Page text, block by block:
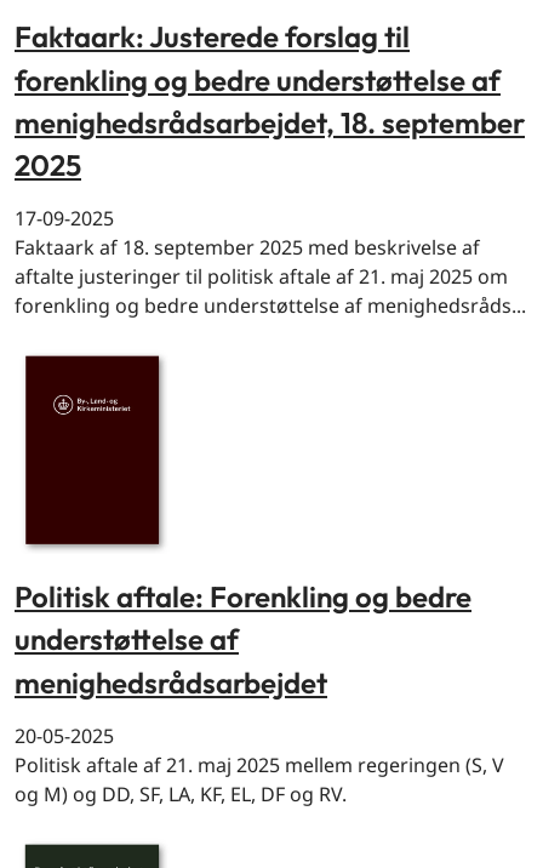
Faktaark: Justerede forslag til
forenkling og bedre understøttelse af
menighedsrådsarbejdet, 18. september
2025
17-09-2025
Faktaark af 18. september 2025 med beskrivelse af
aftalte justeringer til politisk aftale af 21. maj 2025 om
forenkling og bedre understøttelse af menighedsråds...
Politisk aftale: Forenkling og bedre
understøttelse af
menighedsrådsarbejdet
20-05-2025
Politisk aftale af 21. maj 2025 mellem regeringen (S, V
og M) og DD, SF, LA, KF, EL, DF og RV.